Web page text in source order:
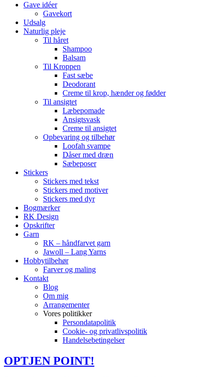
Gave idéer
Gavekort
Udsalg
Naturlig pleje
Til håret
Shampoo
Balsam
Til Kroppen
Fast sæbe
Deodorant
Creme til krop, hænder og fødder
Til ansigtet
Læbepomade
Ansigtsvask
Creme til ansigtet
Opbevaring og tilbehør
Loofah svampe
Dåser med dræn
Sæbeposer
Stickers
Stickers med tekst
Stickers med motiver
Stickers med dyr
Bogmærker
RK Design
Opskrifter
Garn
RK – håndfarvet garn
Jawoll – Lang Yarns
Hobbytilbehør
Farver og maling
Kontakt
Blog
Om mig
Arrangementer
Vores politikker
Persondatapolitik
Cookie- og privatlivspolitik
Handelsebetingelser
OPTJEN POINT!